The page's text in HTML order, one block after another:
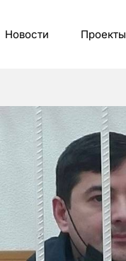
Новости Проекты